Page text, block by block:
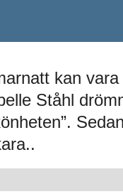
kan
Ståhl